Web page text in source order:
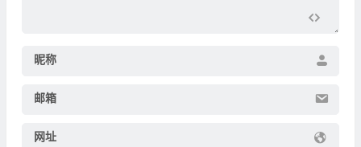
昵称
邮箱
网址